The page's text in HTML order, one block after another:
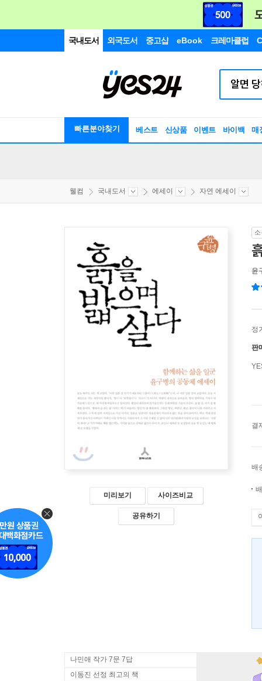
국내도서 외국도서 중고샵 eBook 크레마클럽
빠른분야찾기 베스트 신상품 이벤트 바이백 매
웰컴 국내도서 에세이 자연 에세이
미리보기 사이즈비교
공유하기
윤
정
판
결
배
나민애 작가 7문 7답
이동진 선정 최고의 책